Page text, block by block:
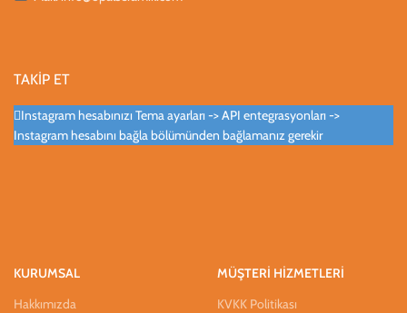
TAKİP ET
Instagram hesabınızı Tema ayarları -> API entegrasyonları ->
Instagram hesabını bağla bölümünden bağlamanız gerekir
KURUMSAL
Hakkımızda
MÜŞTERİ HİZMETLERİ
KVKK Politikası